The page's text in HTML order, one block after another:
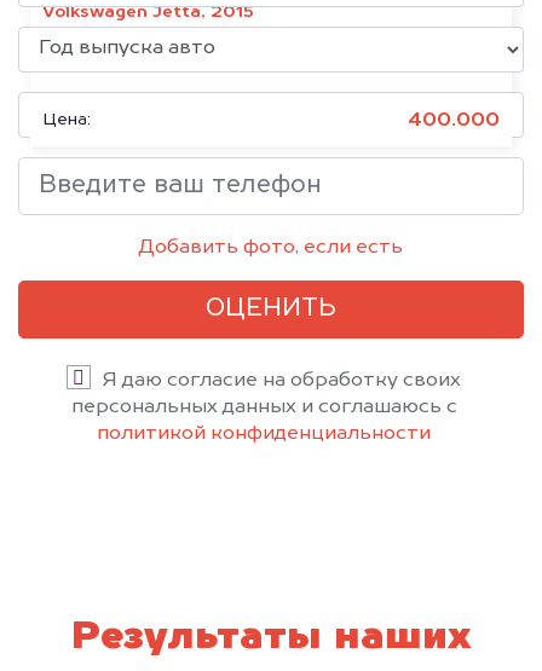
Volkswagen Jetta, 2015
Состояние:Без документов
Цена: 400.000
Добавить фото, если есть
ОЦЕНИТЬ
Я даю согласие на обработку своих
персональных данных и соглашаюсь с
политикой конфиденциальности
Результаты наших